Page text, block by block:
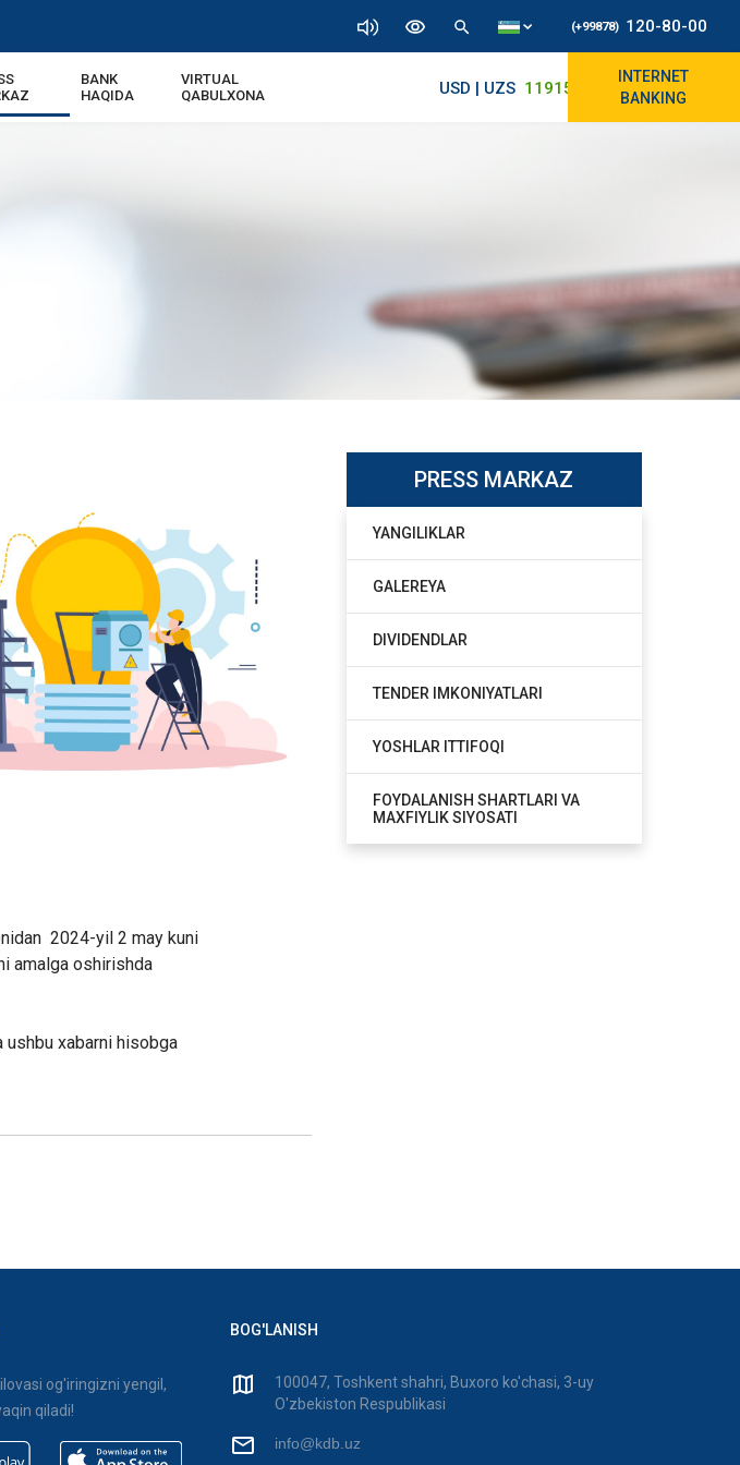
(+99878) 120-80-00
BANK
HAQIDA
VIRTUAL
QABULXONA
USD | UZS 11915.64 11890/12010
INTERNET
BANKING
2024-yil 2 may kuni
amalga oshirishda
xabarni hisobga
PRESS MARKAZ
YANGILIKLAR
GALEREYA
DIVIDENDLAR
TENDER IMKONIYATLARI
YOSHLAR ITTIFOQI
FOYDALANISH SHARTLARI VA
MAXFIYLIK SIYOSATI
og'iringizni yengil,
qiladi!
BOG'LANISH
100047, Toshkent shahri, Buxoro ko'chasi, 3-uy
O'zbekiston Respublikasi
info@kdb.uz